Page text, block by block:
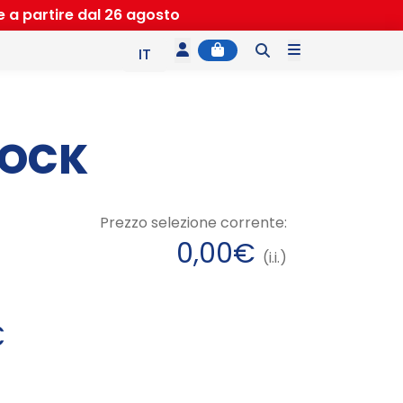
a partire dal 26 agosto
IT Account
Cart Menu
Prezzo selezione corrente:
0,00€ (i.i.)
F